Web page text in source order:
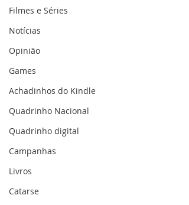
Filmes e Séries
Notícias
Opinião
Games
Achadinhos do Kindle
Quadrinho Nacional
Quadrinho digital
Campanhas
Livros
Catarse